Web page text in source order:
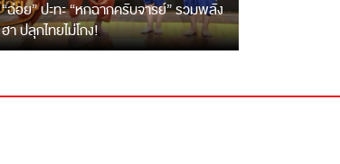
“ฉ่อย” ปะทะ “หกฉากครับจารย์” รวมพลัง
ฮา ปลุกไทยไม่โกง!